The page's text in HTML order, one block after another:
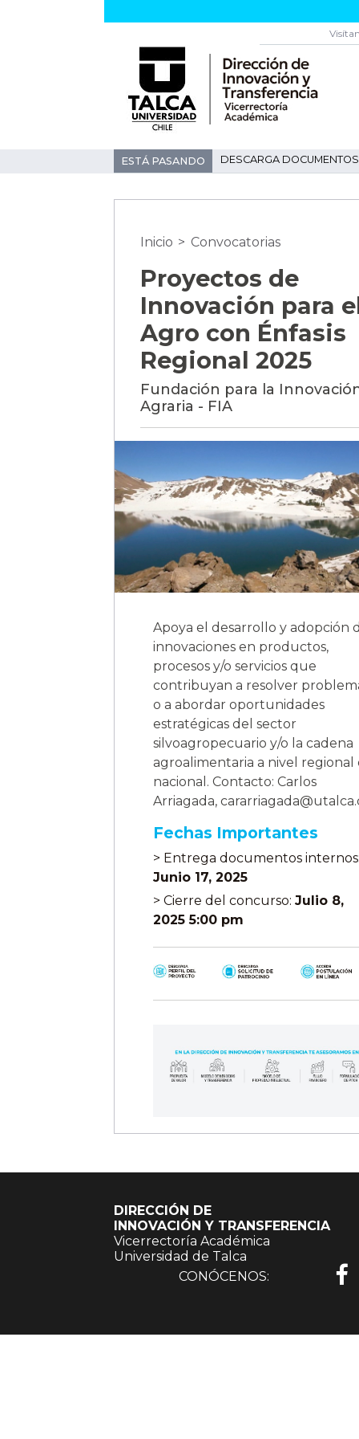
ESTÁ PASANDO DESCARGA
Inicio > Convocatorias
Proyectos de
Innovación para
Agro con Énfasis
Regional 2025
Fundación para la
Agraria - FIA
Apoya el desarrollo y adopción
innovaciones en productos,
procesos y/o servicios que
contribuyan a resolver
o a abordar oportunidades
estratégicas del sector
silvoagropecuario y/o la cadena
agroalimentaria a nivel regional
nacional. Contacto: Carlos
Arriagada,
Fechas Importantes
> Entrega documentos
Junio 17, 2025
> Cierre del concurso: Julio 8,
2025 5:00 pm
DIRECCIÓN DE
INNOVACIÓN Y TRANSFERENCIA
Vicerrectoría Académica
Universidad de Talca
CONÓCENOS: